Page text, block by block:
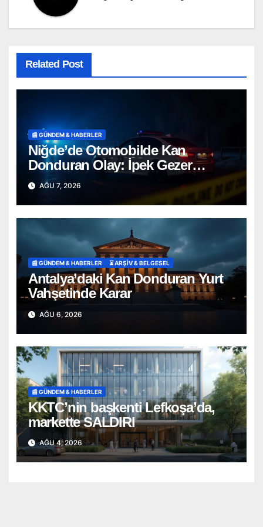
Related Post
📰 GÜNDEM & HABERLER
Niğde’de Otomobilde Kan
Donduran Olay: İpek Gezer
Hayatını Kaybetti, Ömer O. Ağır
Yaralı
AĞU 7, 2026
📰 GÜNDEM & HABERLER ⏳ ARŞİV & BELGESEL
Antalya’daki Kan Donduran Yurt
Vahşetinde Karar
AĞU 6, 2026
📰 GÜNDEM & HABERLER
KKTC’nin başkenti Lefkoşa’da,
markette SALDIRI
AĞU 4, 2026